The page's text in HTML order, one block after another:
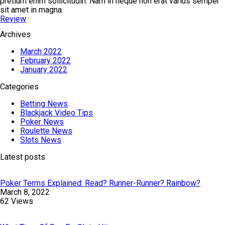
sit amet in magna.
Review
Archives
March 2022
February 2022
January 2022
Categories
Betting News
Blackjack Video Tips
Poker News
Roulette News
Slots News
Latest posts
Poker Terms Explained: Read? Runner-Runner? Rainbow?
March 8, 2022
62 Views